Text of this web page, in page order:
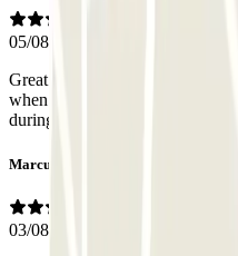
05/08/2026
Great location close to
when compared to city hourly
during the different occasions I
Marcus
03/08/2026